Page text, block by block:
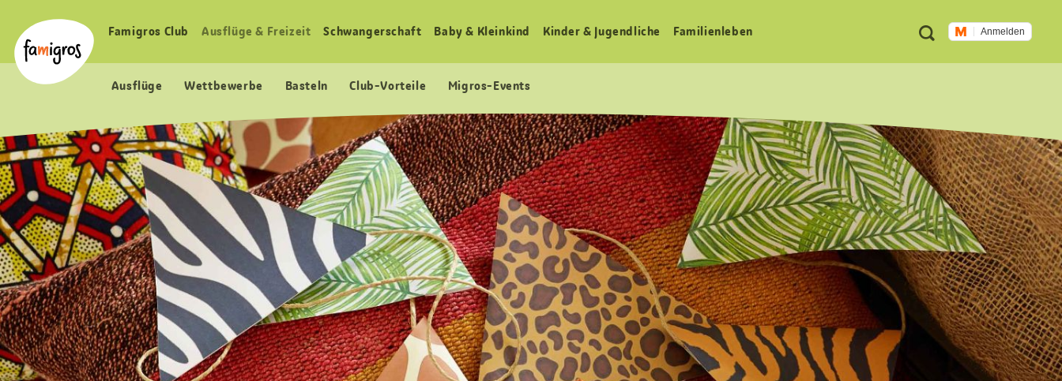
Navigation
Logo
Meta
Navigation
Suche Anmelden
Haupt
Famigros Club Ausflüge & Freizeit Schwangerschaft Baby & Kleinkind Kinder & Jugendliche Familien­leben
Ausflüge Wettbewerbe Basteln Club-Vorteile Migros-Events